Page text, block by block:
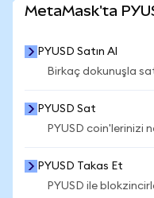
MetaMask'ta
PYUSD Satın Al
Birkaç dokunuşla
PYUSD Sat
PYUSD coin'lerinizi
PYUSD Takas Et
PYUSD ile